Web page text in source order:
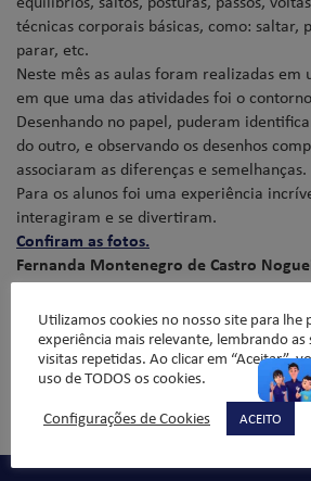
técnicas corporais básicas, como: saltar,
parar, etc.
Neste mês as aulas foram realizadas em
em que uma das atividades foi o
Desenhando no papel, puderam
do outro, e observando os desenhos
associaram as diferenças e semelhanças.
Para os alunos foi uma experiência
interagiram e se divertiram.
Confiram as fotos.
Fernanda Montenegro de Castro
Corpo e Movimento e Iniciação
Comentários não são permitidos.
Utilizamos cookies no nosso site para lhe
experiência mais relevante, lembrando as
visitas repetidas. Ao clicar em “Aceitar”,
uso de TODOS os cookies.
Configurações de Cookies
ACEITO